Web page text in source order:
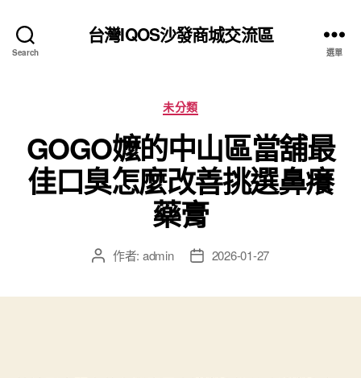
Search
台灣IQOS沙發商城交流區
選單
分
類
未分類
GOGO嬤的中山區當舖最
佳口臭怎麼改善挑選鼻癢
藥膏
文 作者: admin
文 2026-01-27